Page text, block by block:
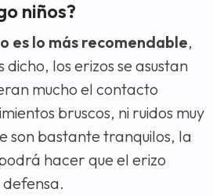
niños?
es lo más recomendable,
dicho, los erizos se asustan
mucho el contacto
bruscos, ni ruidos muy
son bastante tranquilos, la
hacer que el erizo
defensa.